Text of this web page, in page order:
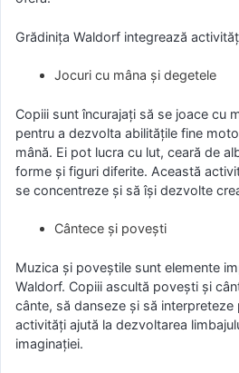
Grădiniţa Waldorf integrează
Jocuri cu mâna și degetele
Copiii sunt încurajați să se joace cu
pentru a dezvolta abilitățile fine
mână. Ei pot lucra cu lut, ceară de
forme și figuri diferite. Această
se concentreze și să își dezvolte
Cântece și povești
Muzica și poveștile sunt elemente
Waldorf. Copiii ascultă povești și
cânte, să danseze și să interpreteze
activități ajută la dezvoltarea
imaginației.